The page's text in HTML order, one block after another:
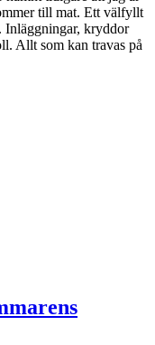
till mat. Ett välfyllt
Inläggningar, kryddor
Allt som kan travas på